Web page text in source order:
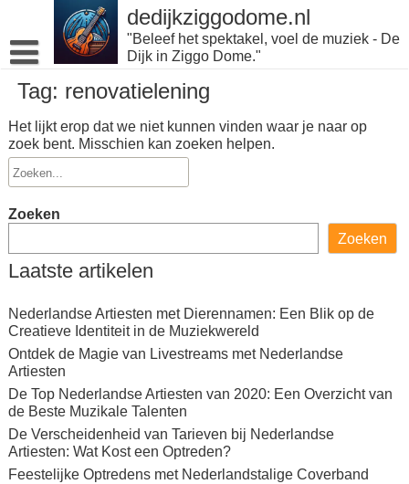
inhoud
gaan
dedijkziggodome.nl
"Beleef het spektakel, voel de muziek - De
Dijk in Ziggo Dome."
Tag: renovatielening
Het lijkt erop dat we niet kunnen vinden waar je naar op
zoek bent. Misschien kan zoeken helpen.
Zoeken
Zoeken
Laatste artikelen
Nederlandse Artiesten met Dierennamen: Een Blik op de
Creatieve Identiteit in de Muziekwereld
Ontdek de Magie van Livestreams met Nederlandse
Artiesten
De Top Nederlandse Artiesten van 2020: Een Overzicht van
de Beste Muzikale Talenten
De Verscheidenheid van Tarieven bij Nederlandse
Artiesten: Wat Kost een Optreden?
Feestelijke Optredens met Nederlandstalige Coverband